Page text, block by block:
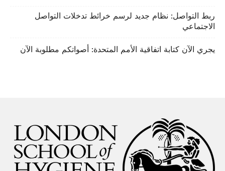
ربط التواصل: نظام جديد لرسم خرائط تدخلات التواصل
الاجتماعي
يجري الآن كتابة اتفاقية الأمم المتحدة: أصواتكم مطلوبة الآن